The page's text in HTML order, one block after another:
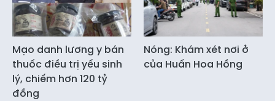
Mạo danh lương y bán
thuốc điều trị yếu sinh
lý, chiếm hơn 120 tỷ
đồng
Nóng: Khám xét nơi ở
của Huấn Hoa Hồng